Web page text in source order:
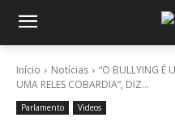
Início Notícias
“O BULLYING É
UMA RELES COBARDIA”, DIZ...
Parlamento Videos